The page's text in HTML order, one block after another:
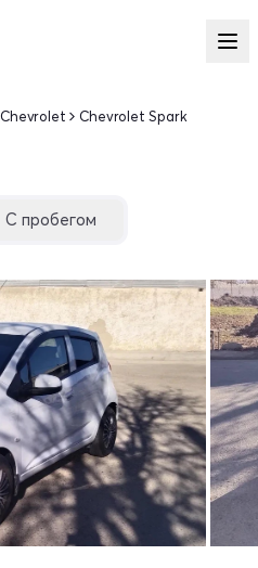
Chevrolet Chevrolet Spark
С пробегом